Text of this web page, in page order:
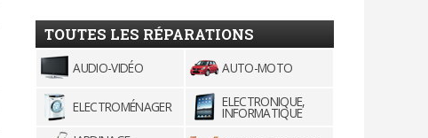
TOUTES LES RÉPARATIONS
AUDIO-VIDÉO AUTO-MOTO
ELECTROMÉNAGER ELECTRONIQUE,
INFORMATIQUE